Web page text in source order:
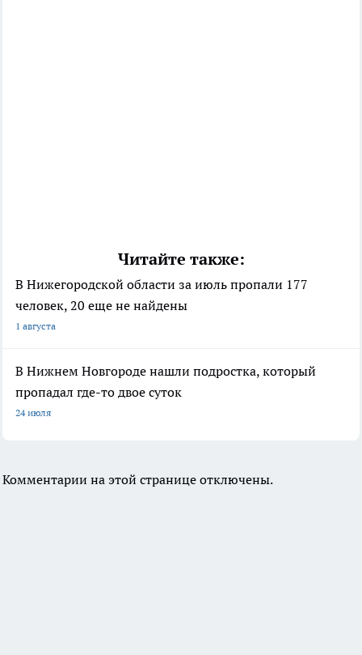
Читайте также:
В Нижегородской области за июль пропали 177
человек, 20 еще не найдены
1 августа
В Нижнем Новгороде нашли подростка, который
пропадал где-то двое суток
24 июля
Комментарии на этой странице отключены.